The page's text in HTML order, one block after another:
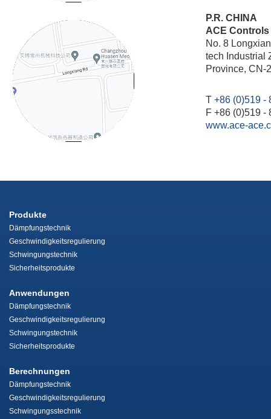
P.R. CHINA
ACE Controls
No. 8
tech Industrial
Province, CN-
T +86 (0)519 -
F +86 (0)519 -
www.ace-
Produkte
Dämpfungstechnik
Geschwindigkeitsregulierung
Schwingungstechnik
Sicherheitsprodukte
Anwendungen
Dämpfungstechnik
Geschwindigkeitsregulierung
Schwingungstechnik
Sicherheitsprodukte
Berechnungen
Dämpfungstechnik
Geschwindigkeitsregulierung
Schwingungsstechnik